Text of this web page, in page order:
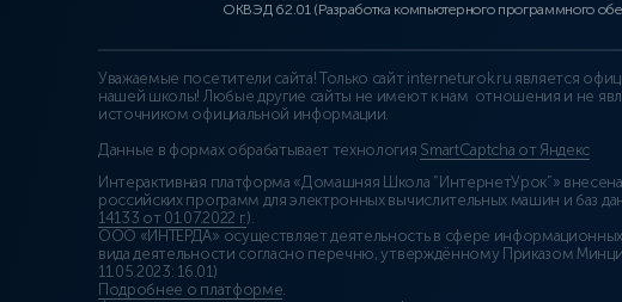
ОКВЭД 62.01 (Разработка компьютерного программного
Уважаемые посетители сайта! Только сайт interneturok.ru является
нашей школы! Любые другие сайты не имеют к нам отношения и не
источником официальной информации.
Данные в формах обрабатывает технология SmartCaptcha от Яндекс
Интерактивная платформа «Домашняя Школа “ИнтернетУрок”»
российских программ для электронных вычислительных машин и баз
14133 от 01.07.2022 г.).
ООО «ИНТЕРДА» осуществляет деятельность в сфере
вида деятельности согласно перечню, утверждённому Приказом
11.05.2023: 16.01)
Подробнее о платформе.